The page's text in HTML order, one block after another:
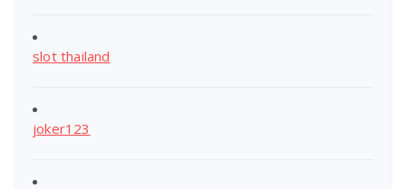
slot thailand
joker123